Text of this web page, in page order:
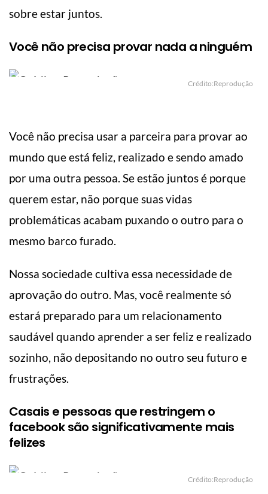
sobre estar juntos.
Você não precisa provar nada a ninguém
Crédito:Reprodução
Você não precisa usar a parceira para provar ao
mundo que está feliz, realizado e sendo amado
por uma outra pessoa. Se estão juntos é porque
querem estar, não porque suas vidas
problemáticas acabam puxando o outro para o
mesmo barco furado.
Nossa sociedade cultiva essa necessidade de
aprovação do outro. Mas, você realmente só
estará preparado para um relacionamento
saudável quando aprender a ser feliz e realizado
sozinho, não depositando no outro seu futuro e
frustrações.
Casais e pessoas que restringem o
facebook são significativamente mais
felizes
Crédito:Reprodução